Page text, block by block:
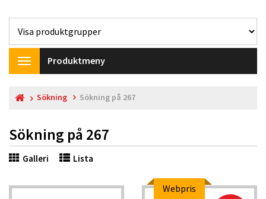
Toggle
navigation
Produktmeny
Sökning Sökning på 267
Sökning på 267
Galleri Lista
Webpris